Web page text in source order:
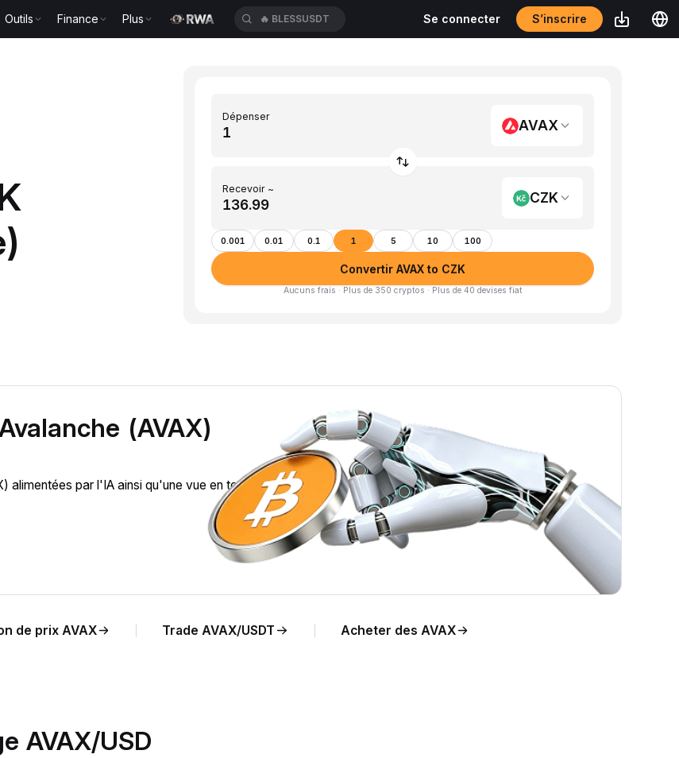
Outils Finance Plus 🔥 XAUT/USDT Se connecter S’inscrire
Dépenser
AVAX
Recevoir ~
CZK
0.001 0.01 0.1 1 5 10 100
Convertir AVAX to CZK
Aucuns frais · Plus de 350 cryptos · Plus de 40 devises fiat
(AVAX)
alimentées par l'IA ainsi qu'une vue en temps réel de
de prix AVAX Trade AVAX/USDT Acheter des AVAX
AVAX/USD